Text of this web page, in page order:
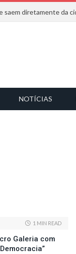
NOTÍCIAS
1 MIN READ
Galeria com